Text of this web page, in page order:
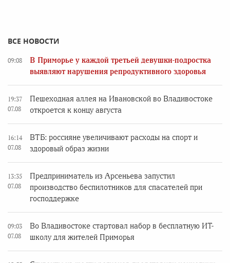
ВСЕ НОВОСТИ
09:08
В Приморье у каждой третьей девушки-подростка
выявляют нарушения репродуктивного здоровья
19:37
07.08
Пешеходная аллея на Ивановской во Владивостоке
откроется к концу августа
16:14
07.08
ВТБ: россияне увеличивают расходы на спорт и
здоровый образ жизни
13:35
07.08
Предприниматель из Арсеньева запустил
производство беспилотников для спасателей при
господдержке
09:03
07.08
Во Владивостоке стартовал набор в бесплатную ИТ-
школу для жителей Приморья